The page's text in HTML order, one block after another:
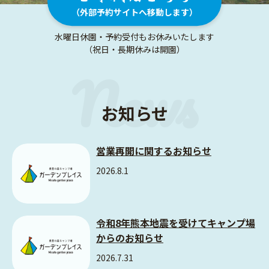
（外部予約サイトへ移動します）
お知らせ
営業再開に関するお知らせ
2026.8.1
令和8年熊本地震を受けてキャンプ場
からのお知らせ
2026.7.31